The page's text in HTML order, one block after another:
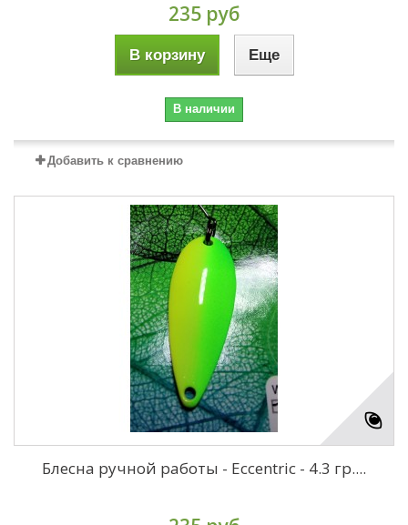
235 руб
В корзину Еще
В наличии
Добавить к сравнению
Блесна ручной работы - Eccentric - 4.3 гр....